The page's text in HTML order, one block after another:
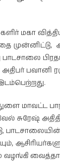
மகா
முன்னிட்டு,
பாடசாலை
பவானி
மாவட்ட
சுரேஷ்
வழங்கி